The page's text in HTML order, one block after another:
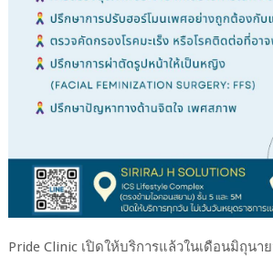
Pride Clinic เปิดให้บริการแล้วในเดือนมิถุนา